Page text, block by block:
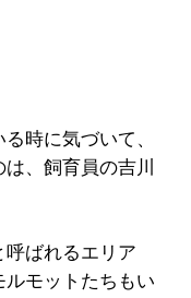
時に気づいて、
、飼育員の吉川
ばれるエリア
モットたちもい